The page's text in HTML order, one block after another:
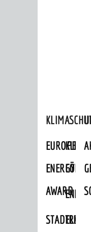
EUROPEAN
ENERGY
AWARD